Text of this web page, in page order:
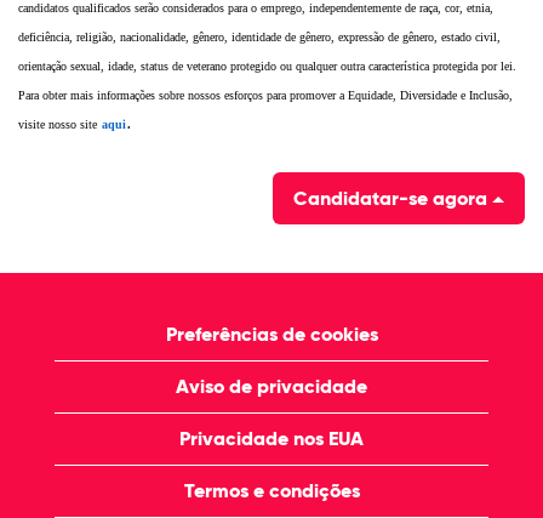
candidatos qualificados serão considerados para o emprego, independentemente de raça, cor, etnia,
deficiência, religião, nacionalidade, gênero, identidade de gênero, expressão de gênero, estado civil,
orientação sexual, idade, status de veterano protegido ou qualquer outra característica protegida por lei.
Para obter mais informações sobre nossos esforços para promover a Equidade, Diversidade e Inclusão,
visite nosso site aqui.
Candidatar-se agora
Preferências de cookies
Aviso de privacidade
Privacidade nos EUA
Termos e condições